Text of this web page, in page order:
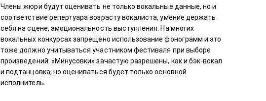
Члены жюри будут оценивать не только вокальные данные, но и
соответствие репертуара возрасту вокалиста, умение держать
себя на сцене, эмоциональность выступления. На многих
вокальных конкурсах запрещено использование фонограмм и это
тоже должно учитываться участником фестиваля при выборе
произведений. «Минусовки» зачастую разрешены, как и бэк-вокал
и подтанцовка, но оцениваться будет только основной
исполнитель.